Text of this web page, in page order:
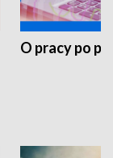
O pracy po